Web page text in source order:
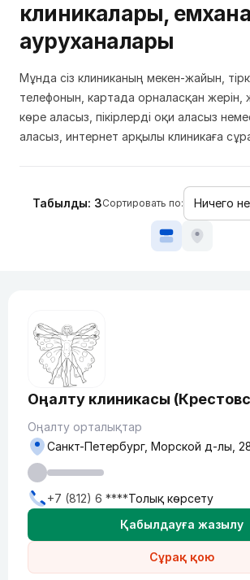
клиникалары,
ауруханалары
Мұнда сіз клиниканың мекен-жайын,
телефонын, картада орналасқан жерін,
көре аласыз, пікірлерді оқи аласыз
аласыз, интернет арқылы клиникаға
Табылды: 3Сортировать по:
Оңалту клиникасы
Оңалту орталықтар
Қабылдауға жазылу
Сұрақ қою
Санкт-Петербург, Морской д-лы,
+7 (812) 6 ****Толық көрсету